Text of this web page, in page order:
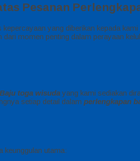
Pesanan
kepercayaan yang diberikan kepada
momen penting dalam perayaan
Baju toga wisudayang kami sediakan
setiap detail dalam perlengkapan
keunggulan utama: